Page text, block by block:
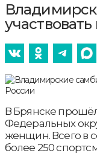
В Брянске
Федеральных
женщин. Всего в
более 250